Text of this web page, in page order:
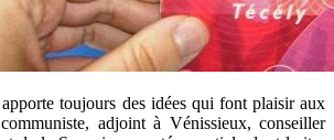
toujours des idées qui font plaisir aux
adjoint à Vénissieux, conseiller